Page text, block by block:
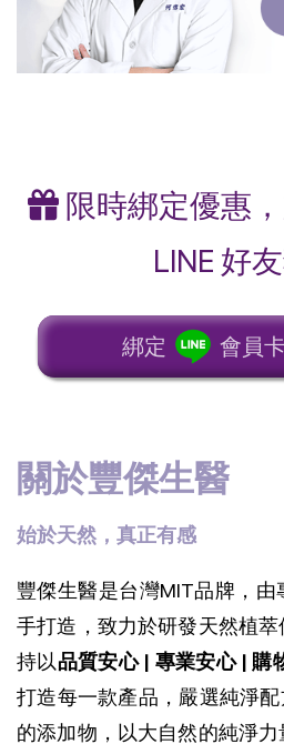
限時綁定優惠
LINE 好
綁定 會員
關於豐傑生醫
始於天然，真正有感
豐傑生醫是台灣MIT品牌，
手打造，致力於研發天然植
持以品質安心 | 專業安心 | 購
打造每一款產品， 嚴選純淨
的添加物，以大自然的純淨